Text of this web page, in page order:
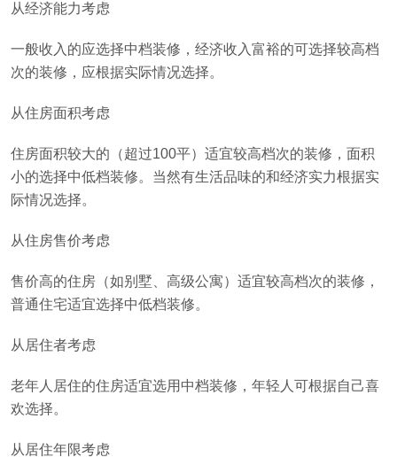
从经济能力考虑
一般收入的应选择中档装修，经济收入富裕的可选择较高档
次的装修，应根据实际情况选择。
从住房面积考虑
住房面积较大的（超过100平）适宜较高档次的装修，面积
小的选择中低档装修。当然有生活品味的和经济实力根据实
际情况选择。
从住房售价考虑
售价高的住房（如别墅、高级公寓）适宜较高档次的装修，
普通住宅适宜选择中低档装修。
从居住者考虑
老年人居住的住房适宜选用中档装修，年轻人可根据自己喜
欢选择。
从居住年限考虑